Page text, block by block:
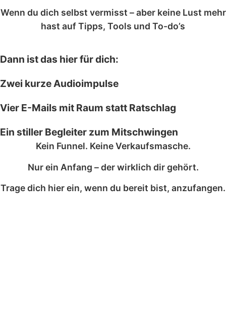
Wenn du dich selbst vermisst – aber keine Lust mehr
hast auf Tipps, Tools und To-do’s
Dann ist das hier für dich:
Zwei kurze Audioimpulse
Vier E-Mails mit Raum statt Ratschlag
Ein stiller Begleiter zum Mitschwingen
Kein Funnel. Keine Verkaufsmasche.
Nur ein Anfang – der wirklich dir gehört.
Trage dich hier ein, wenn du bereit bist, anzufangen.